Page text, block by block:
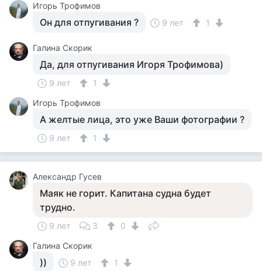
Игорь Трофимов
Он для отпугивания ? 9 лет 1
Галина Скорик
Да, для отпугивания Игоря Трофимова)
9 лет
1
Игорь Трофимов
А желтые лица, это уже Ваши фотографии ?
9 лет 1
Александр Гусев
Маяк не горит. Капитана судна будет
трудно.
9 лет 3
0
Галина Скорик
)) 9 лет 1